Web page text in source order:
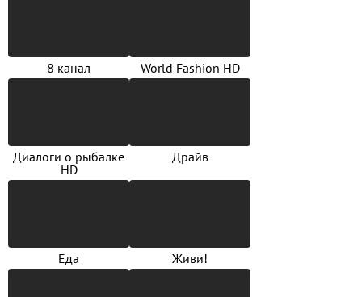
8 канал World Fashion HD
Диалоги о рыбалке
HD
Драйв
Еда Живи!